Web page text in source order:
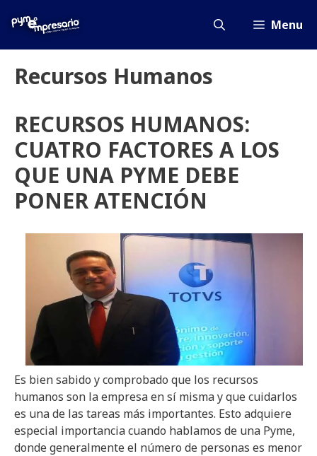
Menu
Recursos Humanos
RECURSOS HUMANOS:
CUATRO FACTORES A LOS
QUE UNA PYME DEBE
PONER ATENCIÓN
Es bien sabido y comprobado que los recursos
humanos son la empresa en sí misma y que cuidarlos
es una de las tareas más importantes. Esto adquiere
especial importancia cuando hablamos de una Pyme,
donde generalmente el número de personas es menor